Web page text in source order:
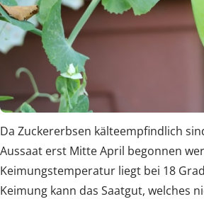
Da Zuckererbsen kälteempfindlich
Aussaat erst Mitte April begonnen
Keimungstemperatur liegt bei 18
Keimung kann das Saatgut, welches